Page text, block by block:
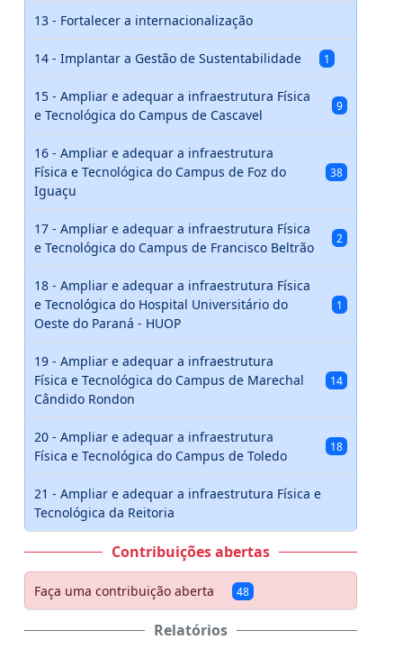
13 - Fortalecer a internacionalização
14 - Implantar a Gestão de Sustentabilidade 1
15 - Ampliar e adequar a infraestrutura Física
e Tecnológica do Campus de Cascavel
9
16 - Ampliar e adequar a infraestrutura
Física e Tecnológica do Campus de Foz do
Iguaçu
38
17 - Ampliar e adequar a infraestrutura Física
e Tecnológica do Campus de Francisco Beltrão
2
18 - Ampliar e adequar a infraestrutura Física
e Tecnológica do Hospital Universitário do
Oeste do Paraná - HUOP
1
19 - Ampliar e adequar a infraestrutura
Física e Tecnológica do Campus de Marechal
Cândido Rondon
14
20 - Ampliar e adequar a infraestrutura
Física e Tecnológica do Campus de Toledo
18
21 - Ampliar e adequar a infraestrutura Física e
Tecnológica da Reitoria
Contribuições abertas
Faça uma contribuição aberta 48
Relatórios